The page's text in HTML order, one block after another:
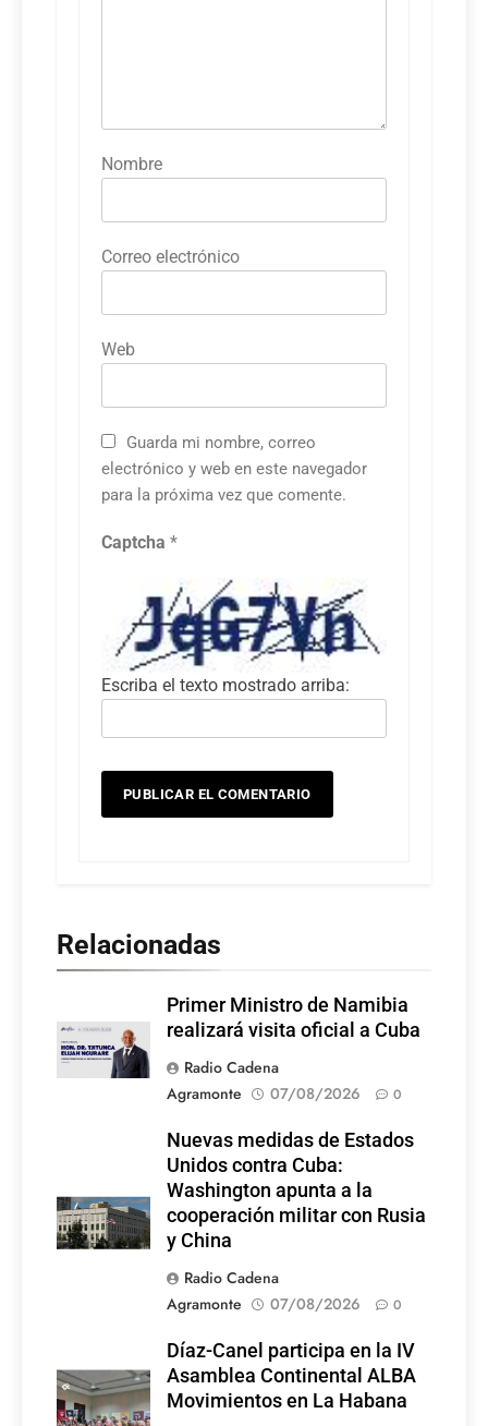
Nombre
Correo electrónico
Web
Guarda mi nombre, correo
electrónico y web en este navegador
para la próxima vez que comente.
Captcha *
Escriba el texto mostrado arriba:
Relacionadas
Primer Ministro de Namibia
realizará visita oficial a Cuba
Radio Cadena
Agramonte
07/08/2026 0
Nuevas medidas de Estados
Unidos contra Cuba:
Washington apunta a la
cooperación militar con Rusia
y China
Radio Cadena
Agramonte
07/08/2026 0
Díaz-Canel participa en la IV
Asamblea Continental ALBA
Movimientos en La Habana